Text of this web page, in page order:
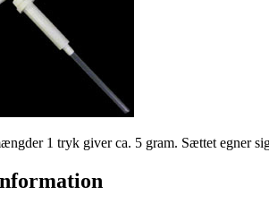
1 tryk giver ca. 5 gram. Sættet egner